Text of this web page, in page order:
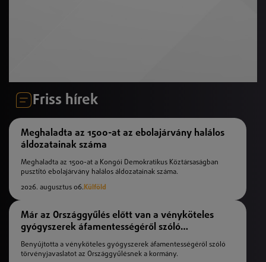
Friss hírek
Meghaladta az 1500-at az ebolajárvány halálos
áldozatainak száma
Meghaladta az 1500-at a Kongói Demokratikus Köztársaságban
pusztító ebolajárvány halálos áldozatainak száma.
2026. augusztus 06. Külföld
Már az Országgyűlés előtt van a vényköteles
gyógyszerek áfamentességéről szóló
Benyújtotta a vényköteles gyógyszerek áfamentességéről szóló
törvényjavaslatot az Országgyűlésnek a kormány.